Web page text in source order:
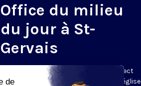
Office du milieu
du jour à St-
Gervais
Du mardi au samedi, KTO diffuse en direct
l’office du milieu du jour, en direct de l’église